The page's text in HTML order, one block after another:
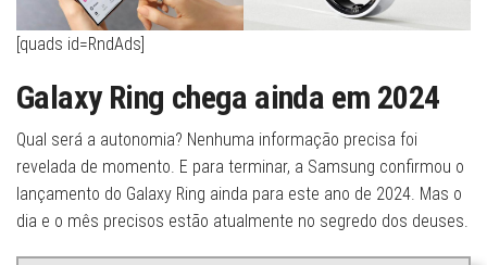
[quads id=RndAds]
Galaxy Ring chega ainda em 2024
Qual será a autonomia? Nenhuma informação precisa foi
revelada de momento. E para terminar, a Samsung confirmou o
lançamento do Galaxy Ring ainda para este ano de 2024. Mas o
dia e o mês precisos estão atualmente no segredo dos deuses.